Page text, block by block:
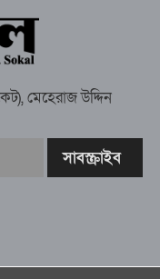
সাবেক ভাইস
মেহেরাজ উদ্দিন